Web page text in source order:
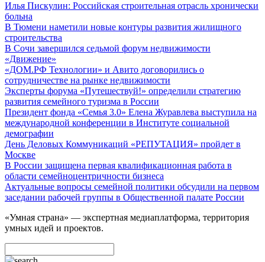
Илья Пискулин: Российская строительная отрасль хронически
больна
В Тюмени наметили новые контуры развития жилищного
строительства
В Сочи завершился седьмой форум недвижимости
«Движение»
«ДОМ.РФ Технологии» и Авито договорились о
сотрудничестве на рынке недвижимости
Эксперты форума «Путешествуй!» определили стратегию
развития семейного туризма в России
Президент фонда «Семья 3.0» Елена Журавлева выступила на
международной конференции в Институте социальной
демографии
День Деловых Коммуникаций «РЕПУТАЦИЯ» пройдет в
Москве
В России защищена первая квалификационная работа в
области семейноцентричности бизнеса
Актуальные вопросы семейной политики обсудили на первом
заседании рабочей группы в Общественной палате России
«Умная страна» — экспертная медиаплатформа, территория
умных идей и проектов.